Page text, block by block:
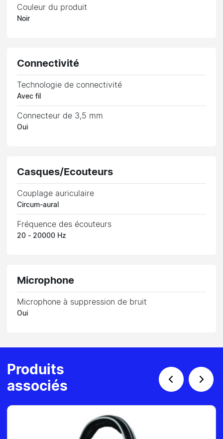
Couleur du produit
Noir
Connectivité
Technologie de connectivité
Avec fil
Connecteur de 3,5 mm
Oui
Casques/Ecouteurs
Couplage auriculaire
Circum-aural
Fréquence des écouteurs
20 - 20000 Hz
Microphone
Microphone à suppression de bruit
Oui
Produits
associés